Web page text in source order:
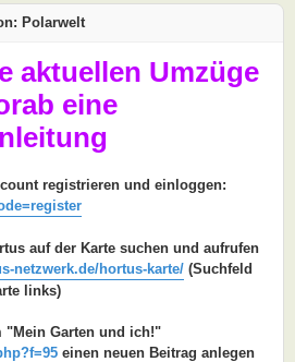
Polarwelt
aktuellen Umzüge
eine
registrieren und einloggen:
auf der Karte suchen und aufrufen
netzwerk.de/hortus-karte/ (Suchfeld
links)
"Mein Garten und ich!"
einen neuen Beitrag anlegen